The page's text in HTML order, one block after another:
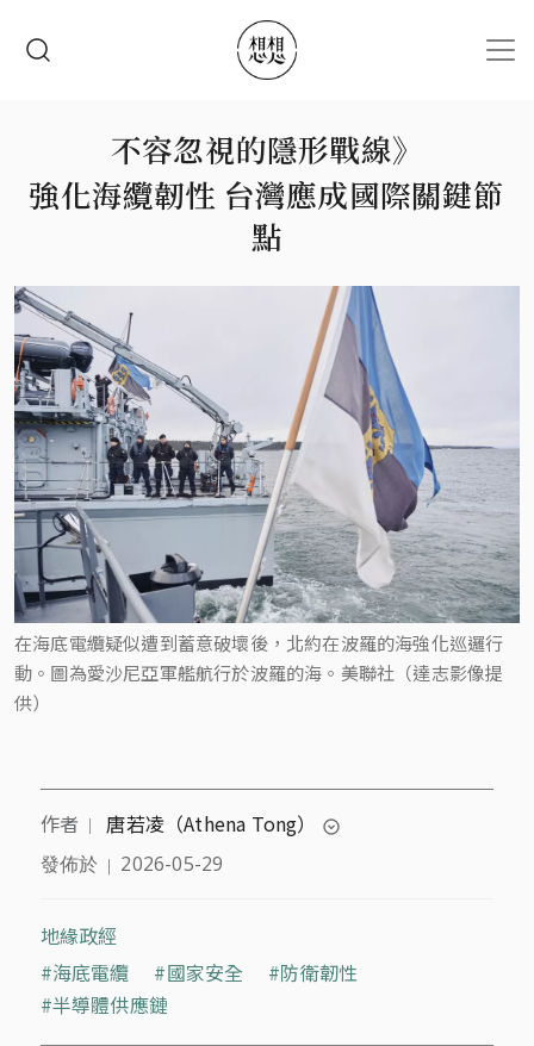
不容忽視的隱形戰線》
強化海纜韌性 台灣應成國際關鍵節
點
在海底電纜疑似遭到蓄意破壞後，北約在波羅的海強化巡邏行
動。圖為愛沙尼亞軍艦航行於波羅的海。美聯社（達志影像提
供）
作者 ｜ 唐若凌（Athena Tong） expand_circle_down
東京大學訪問研究員，中國戰略風險研究所（CSRI）
者。香港出生，專長於印太安全、經濟國策與新興科
發佈於 ｜ 2026-05-29
地緣政經
海底電纜
國家安全
防衛韌性
半導體供應鏈